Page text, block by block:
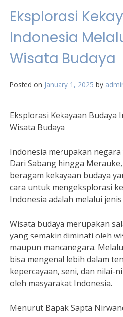
Eksplorasi
Indonesia
Wisata Budaya
Posted on January 1, 2025 by
Eksplorasi Kekayaan Budaya
Wisata Budaya
Indonesia merupakan negara
Dari Sabang hingga
beragam kekayaan budaya
cara untuk mengeksplorasi
Indonesia adalah melalui
Wisata budaya merupakan
yang semakin diminati oleh
maupun mancanegara.
bisa mengenal lebih dalam
kepercayaan, seni, dan nilai-
oleh masyarakat Indonesia.
Menurut Bapak Sapta